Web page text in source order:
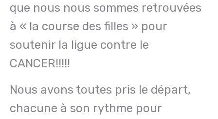
que nous nous sommes retrouvées
à « la course des filles » pour
soutenir la ligue contre le
CANCER!!!!!
Nous avons toutes pris le départ,
chacune à son rythme pour